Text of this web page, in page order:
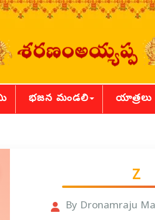
భజన మండలి యాత్రలు
Z
By Dronamraju